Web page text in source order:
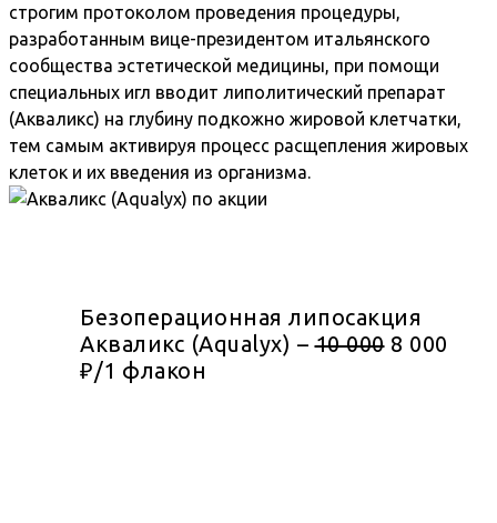
строгим протоколом проведения процедуры,
разработанным вице-президентом итальянского
сообщества эстетической медицины, при помощи
специальных игл вводит липолитический препарат
(Акваликс) на глубину подкожно жировой клетчатки,
тем самым активируя процесс расщепления жировых
клеток и их введения из организма.
Безоперационная липосакция
Акваликс (Aqualyx) –10 0008 000
₽/1 флакон